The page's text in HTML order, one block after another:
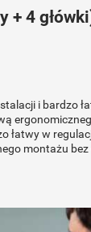
+ 4
i bardzo
łatwy w
montażu